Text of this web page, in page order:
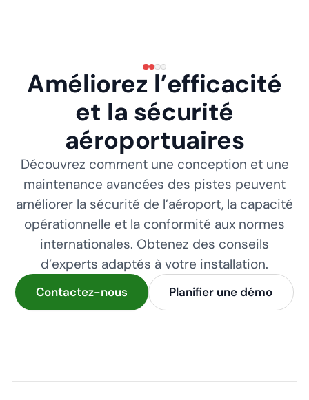
Améliorez l’efficacité
et la sécurité
aéroportuaires
Découvrez comment une conception et une
maintenance avancées des pistes peuvent
améliorer la sécurité de l’aéroport, la capacité
opérationnelle et la conformité aux normes
internationales. Obtenez des conseils
d’experts adaptés à votre installation.
Contactez-nous Planifier une démo